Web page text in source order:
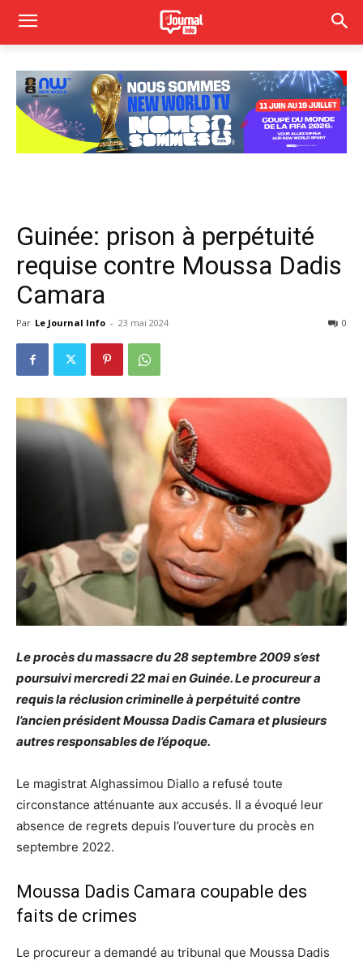
Guinée: prison à perpétuité
requise contre Moussa Dadis
Camara
Par Le Journal Info - 23 mai 2024 0
Le procès du massacre du 28 septembre 2009 s’est
poursuivi mercredi 22 mai en Guinée. Le procureur a
requis la réclusion criminelle à perpétuité contre
l’ancien président Moussa Dadis Camara et plusieurs
autres responsables de l’époque.
Le magistrat Alghassimou Diallo a refusé toute
circonstance atténuante aux accusés. Il a évoqué leur
absence de regrets depuis l’ouverture du procès en
septembre 2022.
Moussa Dadis Camara coupable des
faits de crimes
Le procureur a demandé au tribunal que Moussa Dadis